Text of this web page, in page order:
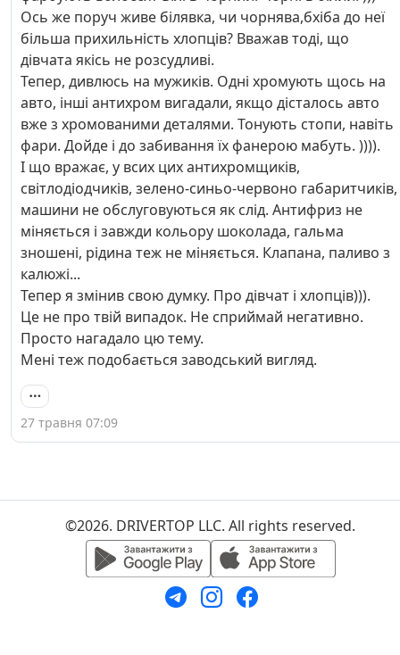
Ось же поруч живе білявка, чи чорнява,бхіба до неї
більша прихильність хлопців? Вважав тоді, що
дівчата якісь не розсудливі.
Тепер, дивлюсь на мужиків. Одні хромують щось на
авто, інші антихром вигадали, якщо дісталось авто
вже з хромованими деталями. Тонують стопи, навіть
фари. Дойде і до забивання їх фанерою мабуть. )))).
І що вражає, у всих цих антихромщиків,
світлодіодчиків, зелено-синьо-червоно габаритчиків,
машини не обслуговуються як слід. Антифриз не
міняється і завжди кольору шоколада, гальма
зношені, рідина теж не міняється. Клапана, паливо з
калюжі...
Тепер я змінив свою думку. Про дівчат і хлопців))).
Це не про твій випадок. Не сприймай негативно.
Просто нагадало цю тему.
Мені теж подобається заводський вигляд.
27 травня 07:09
©2026. DRIVERTOP LLC. All rights reserved.